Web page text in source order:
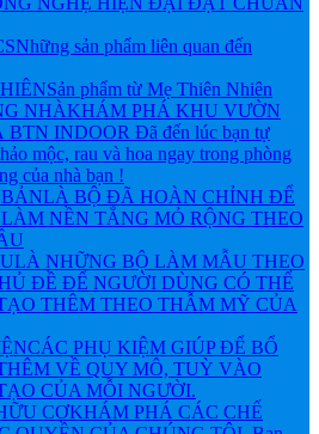
Những sản phẩm liên quan đến
Sản phẩm từ Mẹ Thiên Nhiên
NHÀKHÁM PHÁ KHU VƯỜN
INDOOR Đã đến lúc bạn tự
mộc, rau và hoa ngay trong phòng
của nhà bạn !
LÀ BỘ ĐÃ HOÀN CHỈNH ĐỂ
NỀN TẲNG MỎ RỘNG THEO
LÀ NHỮNG BỘ LÀM MẪU THEO
ĐỀ ĐỂ NGƯỜI DÙNG CÓ THỂ
THÊM THEO THẪM MỸ CỦA
CÁC PHỤ KIỆM GIÚP ĐỂ BỔ
VỀ QUY MÔ, TUỲ VÀO
CỦA MỖI NGƯỜI.
CƠKHÁM PHÁ CÁC CHẾ